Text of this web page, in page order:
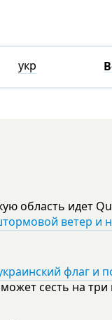
укр
область идет
ветер и
флаг и
сесть на три